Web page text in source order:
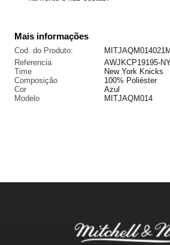
Mais informações
Cod. do Produto:
Referencia
AWJKCP19195-
Time
New York Knicks
Composição
100% Poliéster
Cor
Azul
Modelo
MITJAQM014